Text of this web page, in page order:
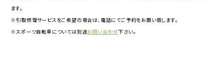
ます。
※引取修理サービスをご希望の場合は、電話にてご予約をお願い致します。
※スポーツ自転車については別途お問い合わせ下さい。